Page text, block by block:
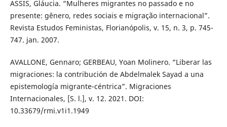
ASSIS, Gláucia. “Mulheres migrantes no passado e no
presente: gênero, redes sociais e migração internacional”.
Revista Estudos Feministas, Florianópolis, v. 15, n. 3, p. 745-
747. jan. 2007.
AVALLONE, Gennaro; GERBEAU, Yoan Molinero. “Liberar las
migraciones: la contribución de Abdelmalek Sayad a una
epistemología migrante-céntrica”. Migraciones
Internacionales, [S. l.], v. 12. 2021. DOI:
10.33679/rmi.v1i1.1949